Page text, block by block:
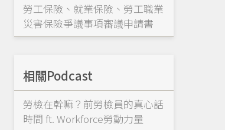
勞工保險、就業保險、勞工職業
災害保險爭議事項審議申請書
相關Podcast
勞檢在幹嘛？前勞檢員的真心話
時間 ft. Workforce勞動力量